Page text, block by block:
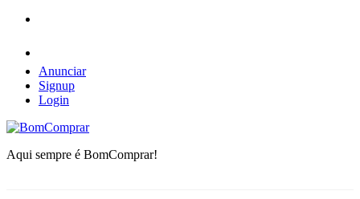
Anunciar
Signup
Login
BomComprar
Aqui sempre é BomComprar!